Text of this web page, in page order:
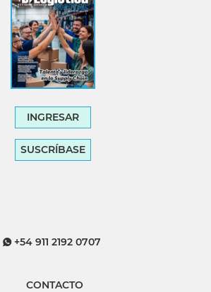
INGRESAR
SUSCRÍBASE
+54 911 2192 0707
CONTACTO